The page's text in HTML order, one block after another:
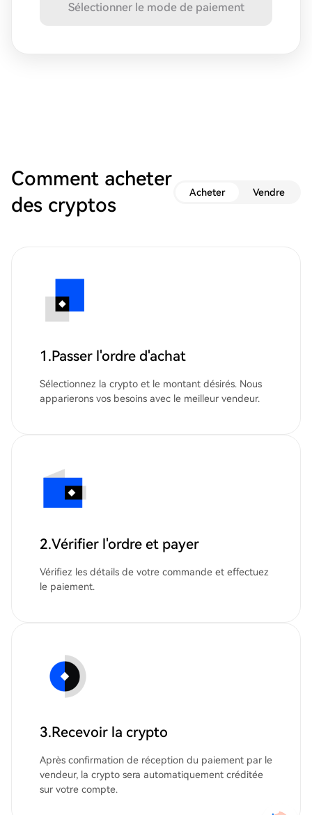
Sélectionner le mode de paiement
Comment acheter
des cryptos
Acheter Vendre
1.Passer l'ordre d'achat
Sélectionnez la crypto et le montant désirés. Nous
apparierons vos besoins avec le meilleur vendeur.
2.Vérifier l'ordre et payer
Vérifiez les détails de votre commande et effectuez
le paiement.
3.Recevoir la crypto
Après confirmation de réception du paiement par le
vendeur, la crypto sera automatiquement créditée
sur votre compte.